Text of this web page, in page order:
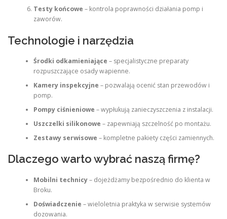
Testy końcowe – kontrola poprawności działania pomp i
zaworów.
Technologie i narzędzia
Środki odkamieniające – specjalistyczne preparaty
rozpuszczające osady wapienne.
Kamery inspekcyjne – pozwalają ocenić stan przewodów i
pomp.
Pompy ciśnieniowe – wypłukują zanieczyszczenia z instalacji.
Uszczelki silikonowe – zapewniają szczelność po montażu.
Zestawy serwisowe – kompletne pakiety części zamiennych.
Dlaczego warto wybrać naszą firmę?
Mobilni technicy– dojeżdżamy bezpośrednio do klienta w
Broku.
Doświadczenie – wieloletnia praktyka w serwisie systemów
dozowania.